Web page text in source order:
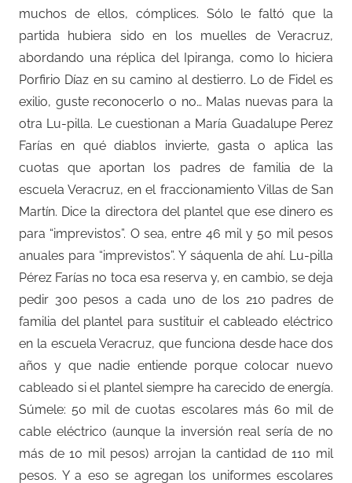
muchos de ellos, cómplices. Sólo le faltó que la
partida hubiera sido en los muelles de Veracruz,
abordando una réplica del Ipiranga, como lo hiciera
Porfirio Díaz en su camino al destierro. Lo de Fidel es
exilio, guste reconocerlo o no… Malas nuevas para la
otra Lu-pilla. Le cuestionan a María Guadalupe Perez
Farías en qué diablos invierte, gasta o aplica las
cuotas que aportan los padres de familia de la
escuela Veracruz, en el fraccionamiento Villas de San
Martín. Dice la directora del plantel que ese dinero es
para “imprevistos”. O sea, entre 46 mil y 50 mil pesos
anuales para “imprevistos”. Y sáquenla de ahí. Lu-pilla
Pérez Farías no toca esa reserva y, en cambio, se deja
pedir 300 pesos a cada uno de los 210 padres de
familia del plantel para sustituir el cableado eléctrico
en la escuela Veracruz, que funciona desde hace dos
años y que nadie entiende porque colocar nuevo
cableado si el plantel siempre ha carecido de energía.
Súmele: 50 mil de cuotas escolares más 60 mil de
cable eléctrico (aunque la inversión real sería de no
más de 10 mil pesos) arrojan la cantidad de 110 mil
pesos. Y a eso se agregan los uniformes escolares